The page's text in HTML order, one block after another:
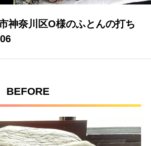
神奈川区O様のふとんの打ち